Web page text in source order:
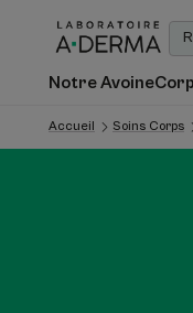
Notre Avoine
Accueil Soins Corps